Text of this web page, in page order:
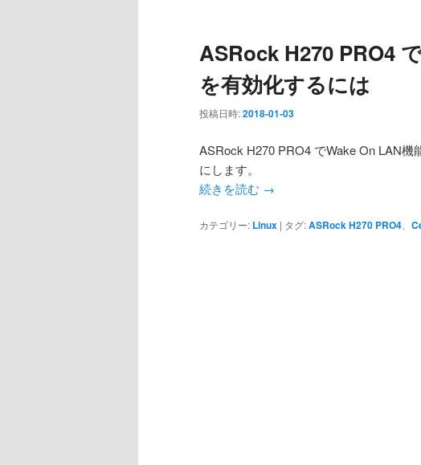
ASRock H270 PRO4
を有効化するには
投稿日時:2018-01-03
ASRock H270 PRO4 でWake On LAN機
にします。
続きを読む →
カテゴリー: Linux | タグ:ASRock H270 PRO4